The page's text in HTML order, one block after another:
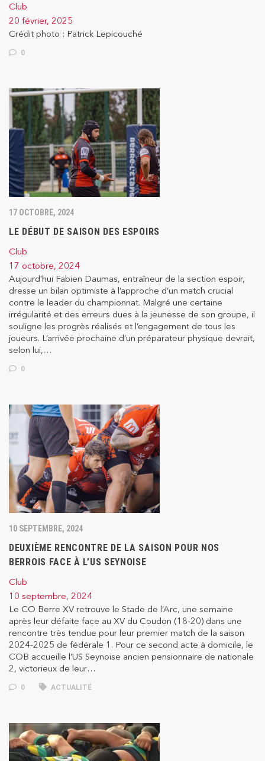
Club
20 février, 2025
Crédit photo : Patrick Lepicouché
0
17 OCTOBRE, 2024
LE DÉBUT DE SAISON DES ESPOIRS
Club
17 octobre, 2024
Aujourd’hui Fabien Daumas, entraîneur de la section espoir,
dresse un bilan optimiste à l’approche d’un match crucial
contre le leader du championnat. Malgré une certaine
irrégularité et des erreurs dues à la jeunesse de son groupe, il
souligne les progrès réalisés et l’engagement de tous les
joueurs. L’arrivée prochaine d’un préparateur physique devrait,
selon lui,…
0
10 SEPTEMBRE, 2024
DEUXIÈME RENCONTRE DE LA SAISON POUR NOS
BERROIS FACE À L’US SEYNOISE
Club
10 septembre, 2024
Le CO Berre XV retrouve le Stade de l’Arc, une semaine
après leur défaite face au XV du Coudon (18-20) dans une
rencontre très tendue pour leur premier match de la saison
2024-2025 de fédérale 1. Pour ce second acte à domicile, le
COB accueille l’US Seynoise ancien pensionnaire de nationale
2, victorieux de leur…
0 ACTUALITÉ